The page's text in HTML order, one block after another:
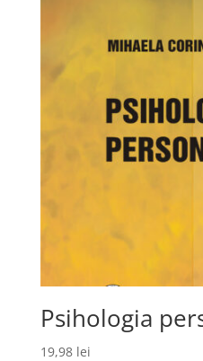
Psihologia
19,98 lei